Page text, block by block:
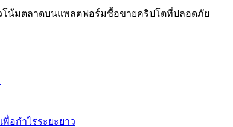
โน้มตลาดบนแพลตฟอร์มซื้อขายคริปโตที่ปลอดภัย
พื่อกำไรระยะยาว